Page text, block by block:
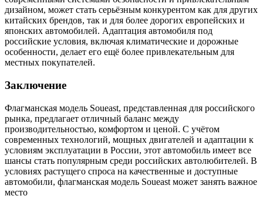
дизайном, может стать серьёзным конкурентом как для других
китайских брендов, так и для более дорогих европейских и
японских автомобилей. Адаптация автомобиля под
российские условия, включая климатические и дорожные
особенности, делает его ещё более привлекательным для
местных покупателей.
Заключение
Флагманская модель Soueast, представленная для российского
рынка, предлагает отличный баланс между
производительностью, комфортом и ценой. С учётом
современных технологий, мощных двигателей и адаптации к
условиям эксплуатации в России, этот автомобиль имеет все
шансы стать популярным среди российских автолюбителей. В
условиях растущего спроса на качественные и доступные
автомобили, флагманская модель Soueast может занять важное
место